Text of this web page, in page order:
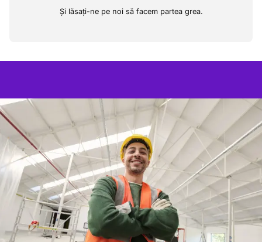
Și lăsați-ne pe noi să facem partea grea.